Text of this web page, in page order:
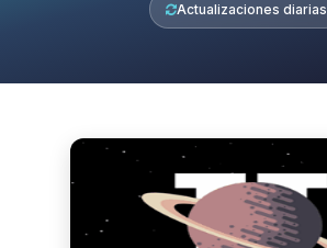
Actualizaciones diarias